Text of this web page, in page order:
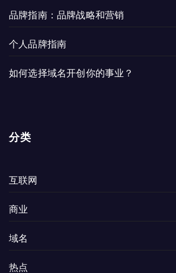
品牌指南：品牌战略和营销
个人品牌指南
如何选择域名开创你的事业？
分类
互联网
商业
域名
热点